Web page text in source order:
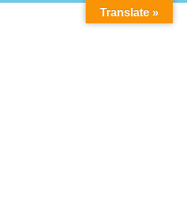
Translate »